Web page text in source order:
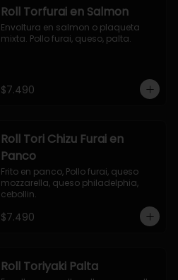
Roll Torfurai en Salmon
Envoltura en salmon o plaqueta
mixta. Pollo furai, queso, palta.
$7.490
Roll Tori Chizu Furai en
Panco
Frito en panco, Pollo furai, queso
mozzarella, queso philadelphia,
cebollin.
$7.490
Roll Toriyaki Palta